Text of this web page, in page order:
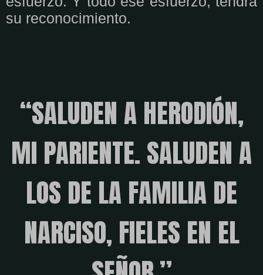
su reconocimiento.
“SALUDEN A HERODIÓN,
MI PARIENTE. SALUDEN A
LOS DE LA FAMILIA DE
NARCISO, FIELES EN EL